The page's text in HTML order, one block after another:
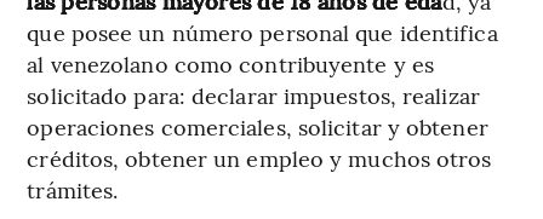
que posee un número personal que identifica
al venezolano como contribuyente y es
solicitado para: declarar impuestos, realizar
operaciones comerciales, solicitar y obtener
créditos, obtener un empleo y muchos otros
trámites.